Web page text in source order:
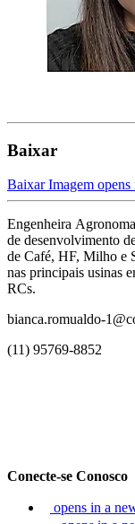
Baixar
Baixar Imagem opens
Engenheira
de desenvolvimento
de Café, HF, Milho e
nas principais usinas
RCs.
bianca.romualdo-
(11) 95769-8852
Conecte-se Conosco
opens in a